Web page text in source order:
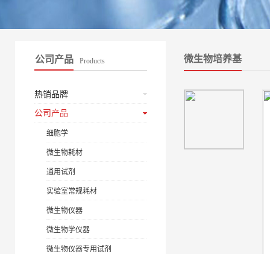
公司产品 Products
热销品牌
公司产品
细胞学
微生物耗材
通用试剂
实验室常规耗材
微生物仪器
微生物学仪器
微生物仪器专用试剂
微生物培养基